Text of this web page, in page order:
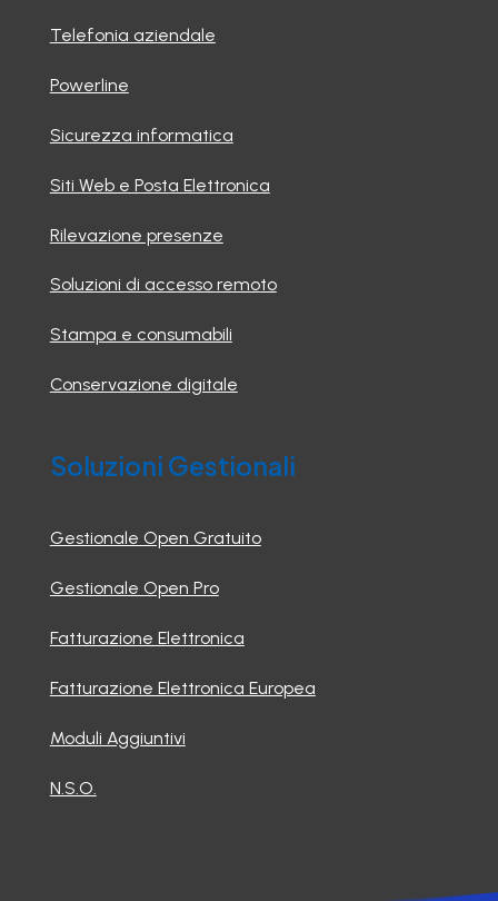
Telefonia aziendale
Powerline
Sicurezza informatica
Siti Web e Posta Elettronica
Rilevazione presenze
Soluzioni di accesso remoto
Stampa e consumabili
Conservazione digitale
Soluzioni Gestionali
Gestionale Open Gratuito
Gestionale Open Pro
Fatturazione Elettronica
Fatturazione Elettronica Europea
Moduli Aggiuntivi
N.S.O.